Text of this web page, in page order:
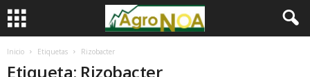
Inicio Etiquetas Rizobacter
Etiqueta: Rizobacter